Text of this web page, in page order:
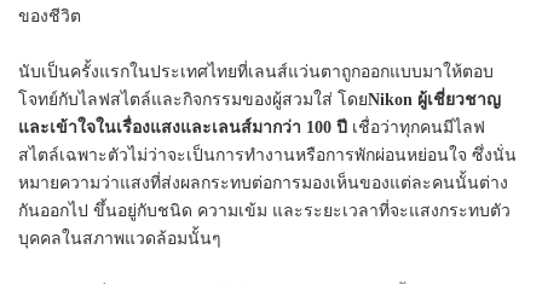
ของชีวิต
นับเป็นครั้งแรกในประเทศไทยที่เลนส์แว่นตาถูกออกแบบมาให้ตอบ
โจทย์กับไลฟสไตล์และกิจกรรมของผู้สวมใส่ โดยNikon ผู้เชี่ยวชาญ
และเข้าใจในเรื่องแสงและเลนส์มากว่า 100 ปี เชื่อว่าทุกคนมีไลฟ
สไตล์เฉพาะตัวไม่ว่าจะเป็นการทำงานหรือการพักผ่อนหย่อนใจ ซึ่งนั่น
หมายความว่าแสงที่ส่งผลกระทบต่อการมองเห็นของแต่ละคนนั้นต่าง
กันออกไป ขึ้นอยู่กับชนิด ความเข้ม และระยะเวลาที่จะแสงกระทบตัว
บุคคลในสภาพแวดล้อมนั้นๆ